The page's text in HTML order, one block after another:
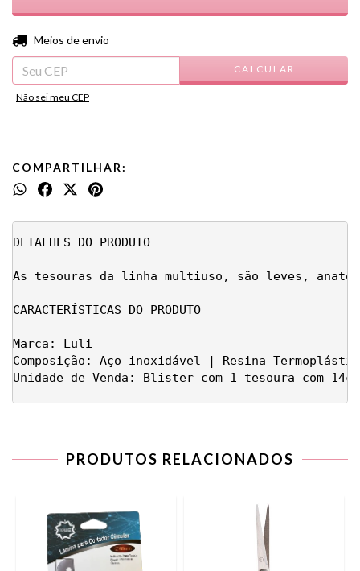
Entregas para o CEP:
Meios de envio
CALCULAR
Não sei meu CEP
COMPARTILHAR:
DETALHES DO PRODUTO
As tesouras da linha multiuso, são leves,
CARACTERÍSTICAS DO PRODUTO
Marca: Luli
Composição: Aço inoxidável | Resina
Unidade de Venda: Blister com 1 tesoura com 14cm
PRODUTOS RELACIONADOS